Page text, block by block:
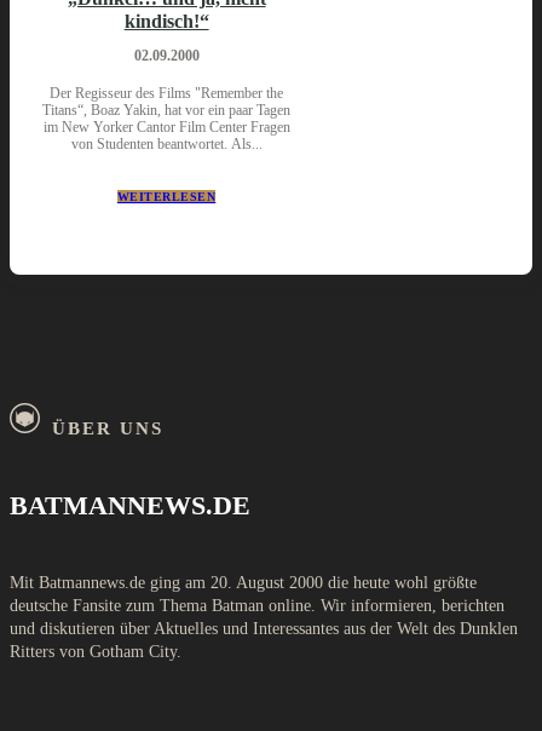
kindisch!“
02.09.2000
Der Regisseur des Films "Remember the
Titans“, Boaz Yakin, hat vor ein paar Tagen
im New Yorker Cantor Film Center Fragen
von Studenten beantwortet. Als...
WEITERLESEN
ÜBER UNS
BATMANNEWS.DE
Mit Batmannews.de ging am 20. August 2000 die heute wohl größte
deutsche Fansite zum Thema Batman online. Wir informieren, berichten
und diskutieren über Aktuelles und Interessantes aus der Welt des Dunklen
Ritters von Gotham City.